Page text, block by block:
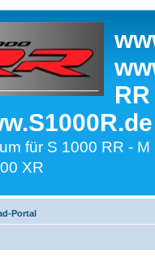
für S 1000 RR -
XR
Portal